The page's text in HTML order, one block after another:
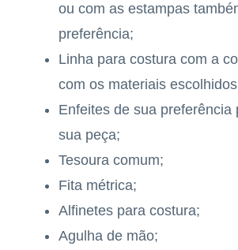
ou com as estampas
preferência;
Linha para costura com a
com os materiais
Enfeites de sua preferência
sua peça;
Tesoura comum;
Fita métrica;
Alfinetes para costura;
Agulha de mão;